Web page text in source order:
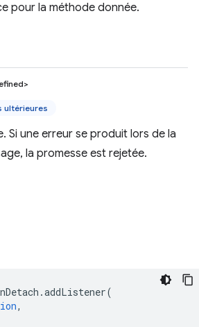
pour la méthode donnée.
ultérieures
Si une erreur se produit lors de la
la promesse est rejetée.
.addListener(
,